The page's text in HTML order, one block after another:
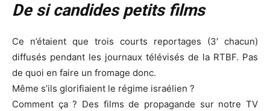
De si candides petits films
Ce n’étaient que trois courts reportages (3′ chacun)
diffusés pendant les journaux télévisés de la RTBF. Pas
de quoi en faire un fromage donc.
Même s’ils glorifiaient le régime israélien ?
Comment ça ? Des films de propagande sur notre TV